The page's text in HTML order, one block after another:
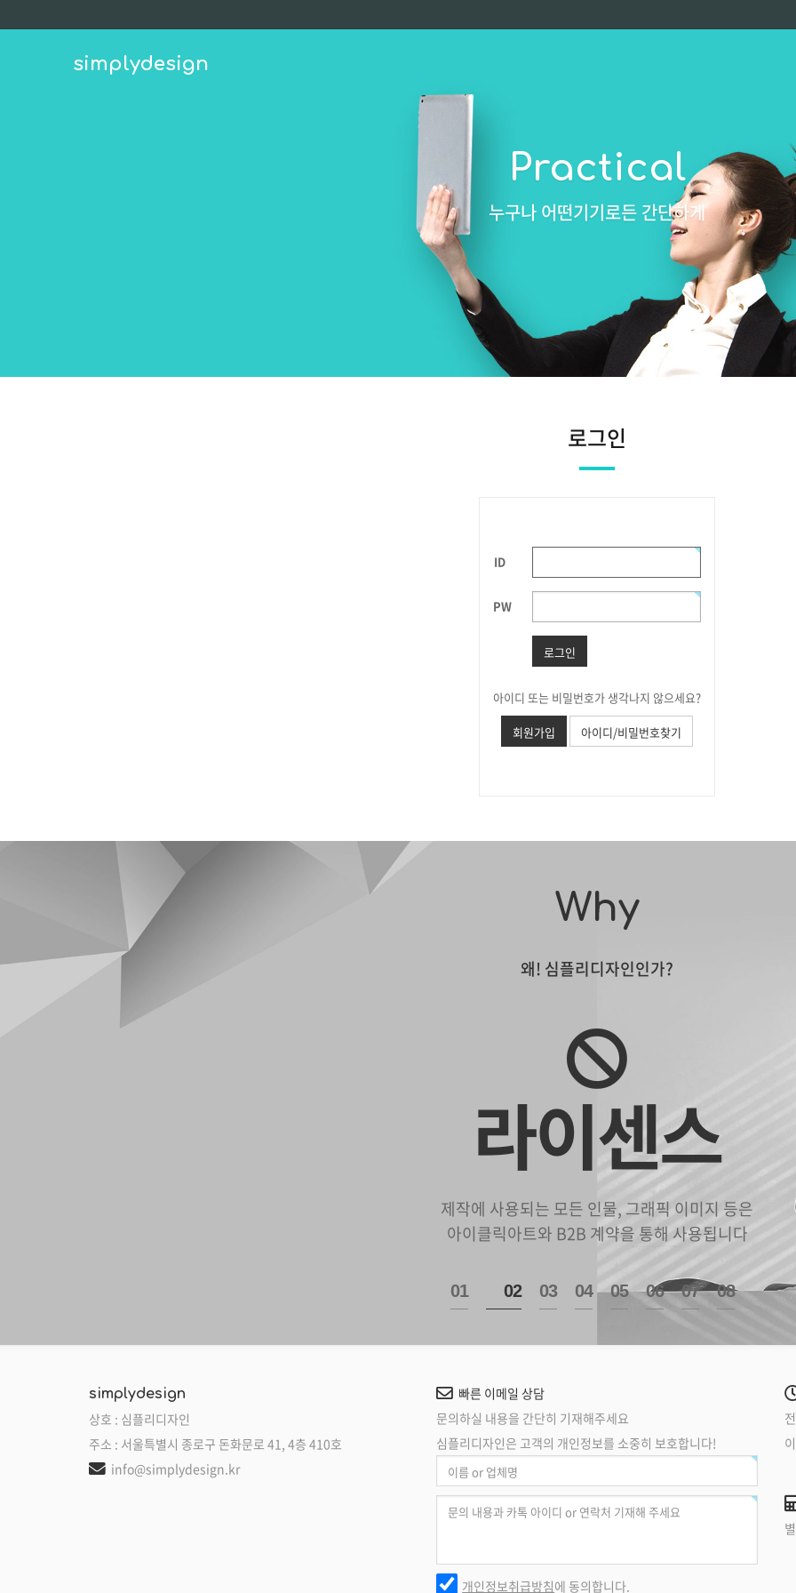
simplydesign
Practical
누구나 어떤기기로든 간단하게
로그인
ID
PW
로그인
아이디 또는 비밀번호가 생각나지 않으세요?
회원가입 아이디/비밀번호찾기
Why
왜! 심플리디자인인가?
라이센스
제작에 사용되는 모든 인물, 그래픽 이미지 등은
아이클릭아트와 B2B 계약을 통해 사용됩니다
1 2 3 4 5 6 7 8
simplydesign
상호 : 심플리디자인
주소 : 서울특별시 종로구 돈화문로 41, 4층 410호
info@simplydesign.kr
빠른 이메일 상담
문의하실 내용을 간단히 기재해주세요
심플리디자인은 고객의 개인정보를 소중히 보호합니다!
개인정보취급방침에 동의합니다.